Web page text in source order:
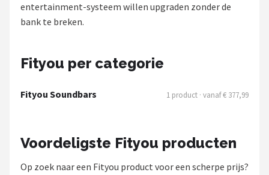
Soundskins
ArtSound
JBL
entertainment-systeem willen upgraden zonder de
bank te breken.
Fityou per categorie
Fityou Soundbars 1 product · vanaf € 377,99
Voordeligste Fityou producten
Op zoek naar een Fityou product voor een scherpe prijs?